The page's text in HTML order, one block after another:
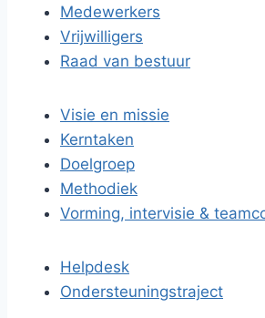
Medewerkers
Vrijwilligers
Raad van bestuur
Visie en missie
Kerntaken
Doelgroep
Methodiek
Vorming, intervisie &
Helpdesk
Ondersteuningstraject